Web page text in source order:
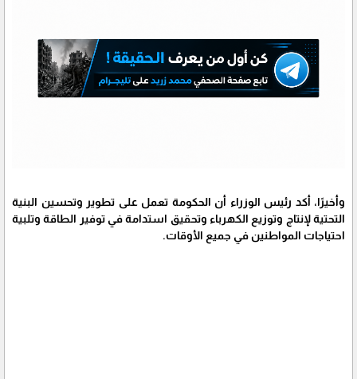
وأخيرًا، أكد رئيس الوزراء أن الحكومة تعمل على تطوير وتحسين البنية
التحتية لإنتاج وتوزيع الكهرباء وتحقيق استدامة في توفير الطاقة وتلبية
احتياجات المواطنين في جميع الأوقات.